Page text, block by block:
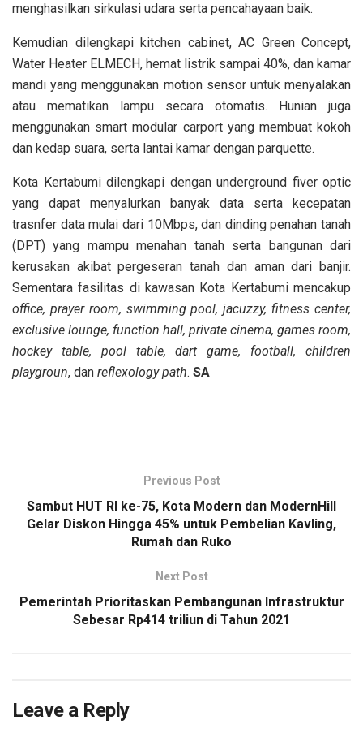
menghasilkan sirkulasi udara serta pencahayaan baik.
Kemudian dilengkapi kitchen cabinet, AC Green Concept,
Water Heater ELMECH, hemat listrik sampai 40%, dan kamar
mandi yang menggunakan motion sensor untuk menyalakan
atau mematikan lampu secara otomatis. Hunian juga
menggunakan smart modular carport yang membuat kokoh
dan kedap suara, serta lantai kamar dengan parquette.
Kota Kertabumi dilengkapi dengan underground fiver optic
yang dapat menyalurkan banyak data serta kecepatan
trasnfer data mulai dari 10Mbps, dan dinding penahan tanah
(DPT) yang mampu menahan tanah serta bangunan dari
kerusakan akibat pergeseran tanah dan aman dari banjir.
Sementara fasilitas di kawasan Kota Kertabumi mencakup
office, prayer room, swimming pool, jacuzzy, fitness center,
exclusive lounge, function hall, private cinema, games room,
hockey table, pool table, dart game, football, children
playgroun, dan reflexology path. SA
Previous Post
Sambut HUT RI ke-75, Kota Modern dan ModernHill
Gelar Diskon Hingga 45% untuk Pembelian Kavling,
Rumah dan Ruko
Next Post
Pemerintah Prioritaskan Pembangunan Infrastruktur
Sebesar Rp414 triliun di Tahun 2021
Leave a Reply